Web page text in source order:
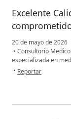
Excelente
20 de mayo de 2026
• Consultorio
especializada en
• en opinión del
Reportar